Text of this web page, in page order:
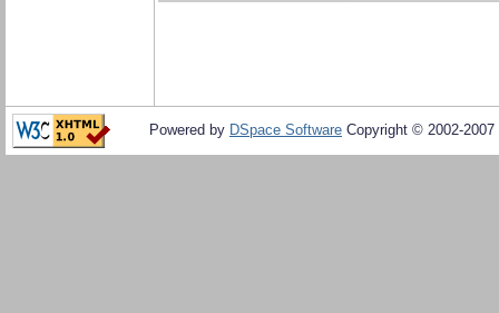
Powered by DSpace Software Copyright © 2002-2007